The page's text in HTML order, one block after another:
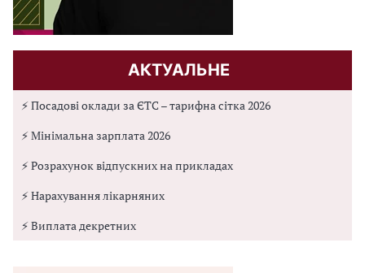
АКТУАЛЬНЕ
⚡ Посадові оклади за ЄТС – тарифна сітка 2026
⚡ Мінімальна зарплата 2026
⚡ Розрахунок відпускних на прикладах
⚡ Нарахування лікарняних
⚡ Виплата декретних